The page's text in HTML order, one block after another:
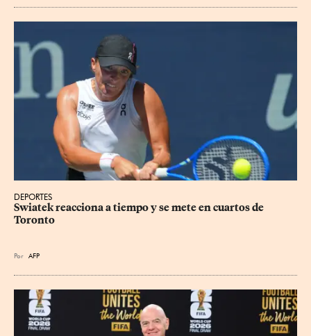
DEPORTES
Swiatek reacciona a tiempo y se mete en cuartos de
Toronto
Por AFP